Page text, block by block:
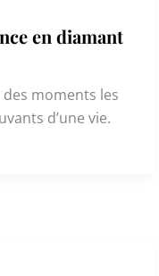
en diamant
des moments les
d’une vie.